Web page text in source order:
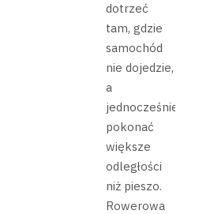
dotrzeć
tam, gdzie
samochód
nie dojedzie,
a
jednocześnie
pokonać
większe
odległości
niż pieszo.
Rowerowa